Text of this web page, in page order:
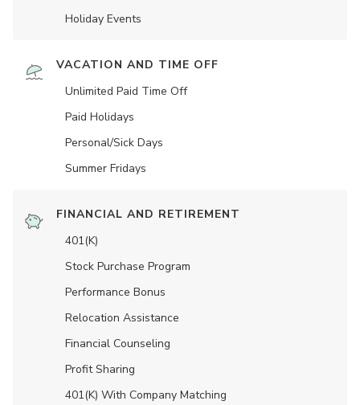
Holiday Events
VACATION AND TIME OFF
Unlimited Paid Time Off
Paid Holidays
Personal/Sick Days
Summer Fridays
FINANCIAL AND RETIREMENT
401(K)
Stock Purchase Program
Performance Bonus
Relocation Assistance
Financial Counseling
Profit Sharing
401(K) With Company Matching